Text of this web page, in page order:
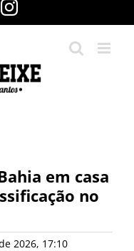
Instagram
em casa
no
2026, 17:10